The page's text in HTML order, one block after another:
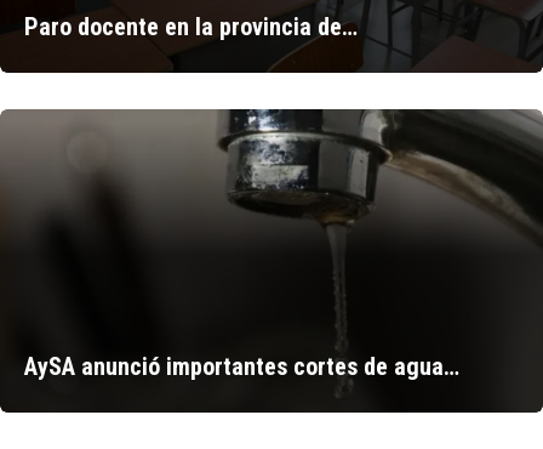
Paro docente en la provincia de…
AySA anunció importantes cortes de agua…